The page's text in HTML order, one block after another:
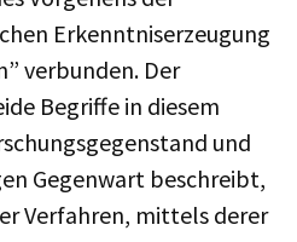
Erkenntniserzeugung
verbunden. Der
Begriffe in diesem
und
Gegenwart beschreibt,
Verfahren, mittels derer